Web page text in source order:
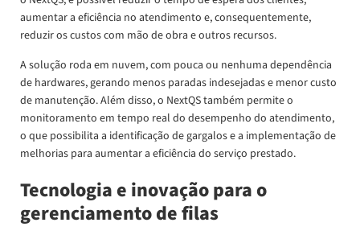
aumentar a eficiência no atendimento e, consequentemente,
reduzir os custos com mão de obra e outros recursos.
A solução roda em nuvem, com pouca ou nenhuma dependência
de hardwares, gerando menos paradas indesejadas e menor custo
de manutenção. Além disso, o NextQS também permite o
monitoramento em tempo real do desempenho do atendimento,
o que possibilita a identificação de gargalos e a implementação de
melhorias para aumentar a eficiência do serviço prestado.
Tecnologia e inovação para o
gerenciamento de filas